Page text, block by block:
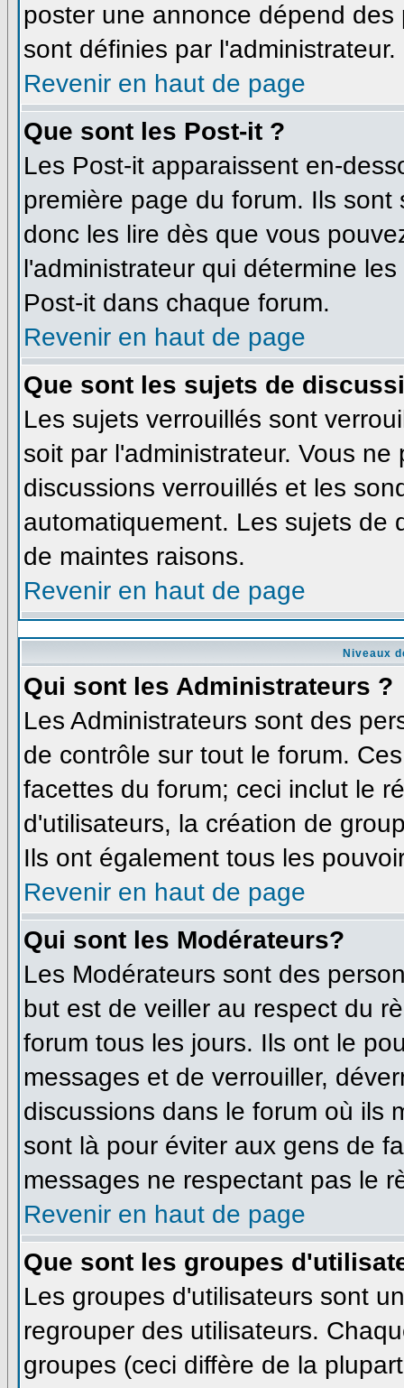
poster une annonce dépend
sont définies par l'administrateur.
Revenir en haut de page
Que sont les Post-it ?
Les Post-it apparaissent en-
première page du forum. Ils
donc les lire dès que vous
l'administrateur qui détermine
Post-it dans chaque forum.
Revenir en haut de page
Que sont les sujets de
Les sujets verrouillés sont
soit par l'administrateur. Vous
discussions verrouillés et les
automatiquement. Les sujets de
de maintes raisons.
Revenir en haut de page
Niveaux
Qui sont les Administrateurs ?
Les Administrateurs sont des
de contrôle sur tout le forum.
facettes du forum; ceci inclut le
d'utilisateurs, la création de
Ils ont également tous les
Revenir en haut de page
Qui sont les Modérateurs?
Les Modérateurs sont des
but est de veiller au respect du
forum tous les jours. Ils ont le
messages et de verrouiller,
discussions dans le forum où ils
sont là pour éviter aux gens de
messages ne respectant pas le
Revenir en haut de page
Que sont les groupes
Les groupes d'utilisateurs sont
regrouper des utilisateurs.
groupes (ceci diffère de la